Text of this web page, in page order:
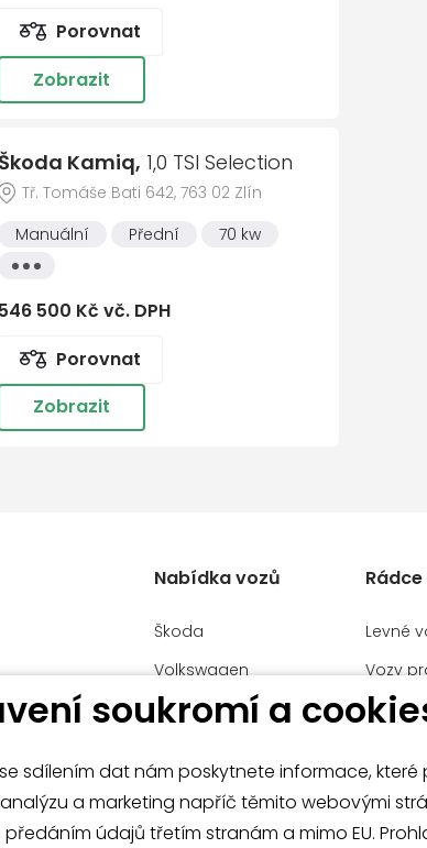
Porovnat
Zobrazit
Škoda Kamiq, 1,0 TSI Selection
Tř. Tomáše Bati 642, 763 02 Zlín
Manuální
Přední
70 kw
Všechny
546 500 Kč vč. DPH
Porovnat
Zobrazit
zprávu
MB
Nabídka vozů
Škoda
Volkswagen
Užitkové vozy
Volkswagen
Audi
Mercedes-Benz
Levné
Vozy
Velké
soukromí a
sdílením dat nám poskytnete informace,
a marketing napříč těmito webovými
údajů třetím stranám a mimo EU.